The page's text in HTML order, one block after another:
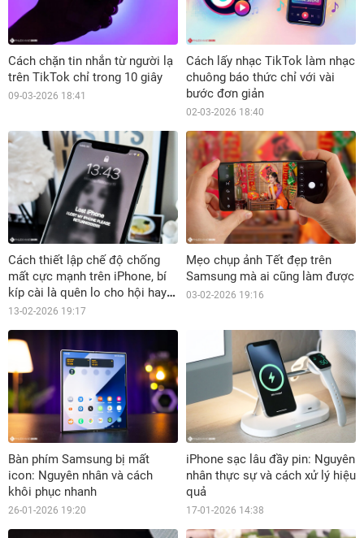
Cách chặn tin nhắn từ người lạ
trên TikTok chỉ trong 10 giây
09-03-2026 18:41
Cách lấy nhạc TikTok làm nhạc
chuông báo thức chỉ với vài
bước đơn giản
02-03-2026 18:40
Cách thiết lập chế độ chống
mất cực mạnh trên iPhone, bí
kíp cài là quên lo cho hội hay
lơ đãng
13-02-2026 19:17
Mẹo chụp ảnh Tết đẹp trên
Samsung mà ai cũng làm được
03-02-2026 19:16
Bàn phím Samsung bị mất
icon: Nguyên nhân và cách
khôi phục nhanh
26-01-2026 19:20
iPhone sạc lâu đầy pin: Nguyên
nhân thực sự và cách xử lý hiệu
quả
17-01-2026 14:38